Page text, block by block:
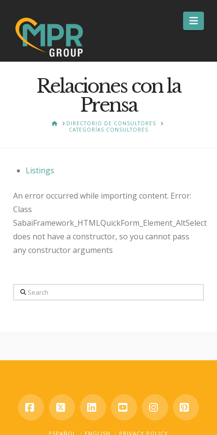
Relaciones con la
Prensa
HOMEDIRECTORIO DE CONSULTORES
CATEGORÍAS CONSULTORES
Listings
An error occurred while importing content. Error:
Class
SabaiFramework_HTMLQuickForm_Element_AltSelect
does not have a constructor, so you cannot pass
any constructor arguments
Search
ESPAÑOL ENGLISH PRIVACY POLICY